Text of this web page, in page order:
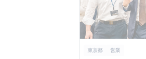
東京都 営業